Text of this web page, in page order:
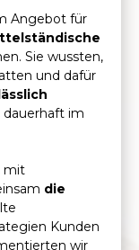
Angebot für
Sie wussten,
und dafür
dauerhaft im
mit
die
Kunden
wir